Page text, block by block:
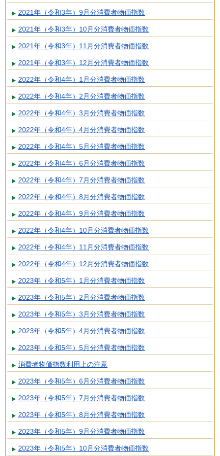
2021年（令和3年）9月分消費者物価指数
2021年（令和3年）10月分消費者物価指数
2021年（令和3年）11月分消費者物価指数
2021年（令和3年）12月分消費者物価指数
2022年（令和4年）1月分消費者物価指数
2022年（令和4年）2月分消費者物価指数
2022年（令和4年）3月分消費者物価指数
2022年（令和4年）4月分消費者物価指数
2022年（令和4年）5月分消費者物価指数
2022年（令和4年）6月分消費者物価指数
2022年（令和4年）7月分消費者物価指数
2022年（令和4年）8月分消費者物価指数
2022年（令和4年）9月分消費者物価指数
2022年（令和4年）10月分消費者物価指数
2022年（令和4年）11月分消費者物価指数
2022年（令和4年）12月分消費者物価指数
2023年（令和5年）1月分消費者物価指数
2023年（令和5年）2月分消費者物価指数
2023年（令和5年）3月分消費者物価指数
2023年（令和5年）4月分消費者物価指数
2023年（令和5年）5月分消費者物価指数
消費者物価指数利用上の注意
2023年（令和5年）6月分消費者物価指数
2023年（令和5年）7月分消費者物価指数
2023年（令和5年）8月分消費者物価指数
2023年（令和5年）9月分消費者物価指数
2023年（令和5年）10月分消費者物価指数